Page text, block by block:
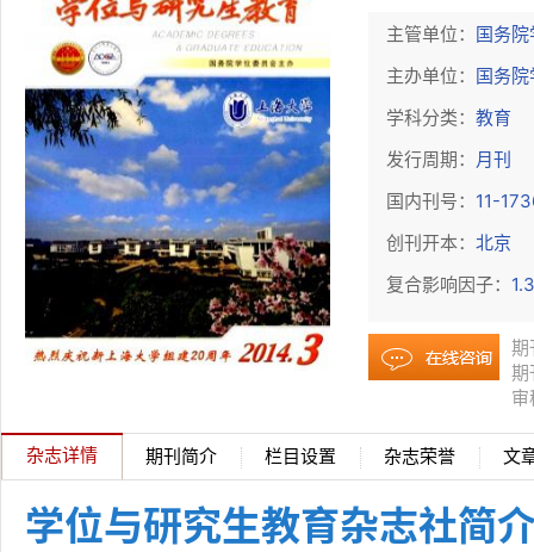
主管单位： 国务
主办单位： 国务
学科分类： 教育
发行周期： 月刊
国内刊号： 11-
创刊开本： 北京
复合影响因子：
期
期
审
杂志详情 期刊简介 栏目设置 杂志荣誉 文
学位与研究生教育杂志社简